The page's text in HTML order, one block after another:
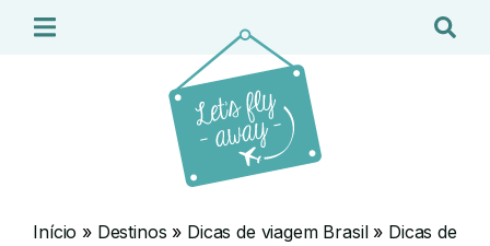
Início » Destinos » Dicas de viagem Brasil» Dicas de